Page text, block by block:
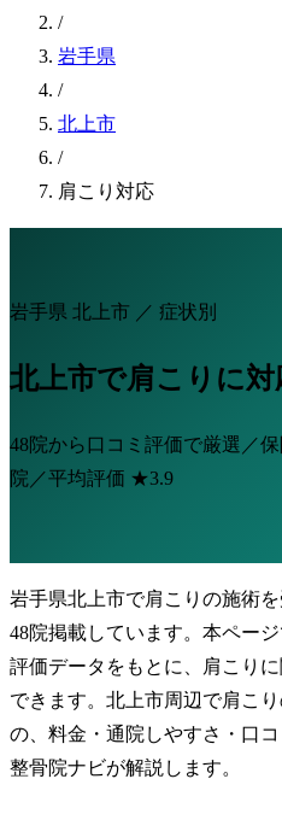
/
岩手県
/
北上市
/
肩こり対応
岩手県 北上市 ／ 症状別
北上市で肩こりに
48院から口コミ評価で厳選／保
院 ／平均評価 ★3.9
岩手県北上市で肩こりの施術
48院掲載しています。本ペー
評価データをもとに、肩こり
できます。北上市周辺で肩こ
の、料金・通院しやすさ・口
整骨院ナビが解説します。